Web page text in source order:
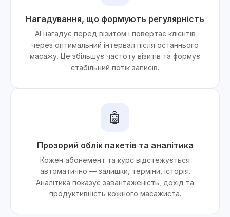
Нагадування, що формують регулярність
AI нагадує перед візитом і повертає клієнтів
через оптимальний інтервал після останнього
масажу. Це збільшує частоту візитів та формує
стабільний потік записів.
🤖
Прозорий облік пакетів та аналітика
Кожен абонемент та курс відстежується
автоматично — залишки, терміни, історія.
Аналітика показує завантаженість, дохід та
продуктивність кожного масажиста.